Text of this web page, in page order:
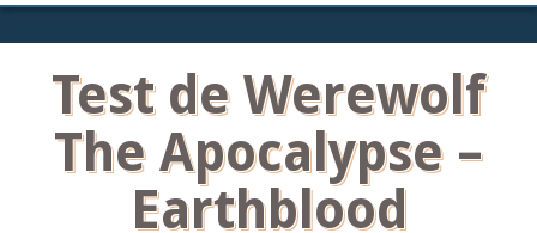
Test de Werewolf
The Apocalypse –
Earthblood